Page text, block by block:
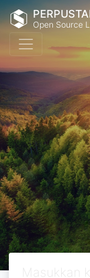
Open Source